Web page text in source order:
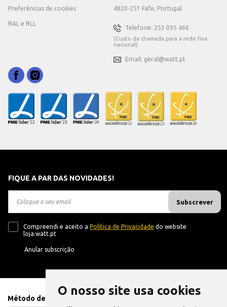
O nosso site usa cookies
Preferências de cookies
RAL e RLL
4820-251 Fafe, Portugal
Telefone: 253 095 466
(Custo da chamada para a rede fixa
nacional)
Email: geral@watt.pt
FIQUE A PAR DAS NOVIDADES!
Subscrever
Compreendi e aceito a Política de Privacidade do website
loja.watt.pt
Anular subscrição
Método de Pagamento